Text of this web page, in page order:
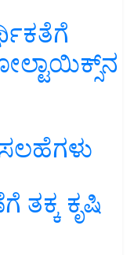
ಕೃಷಿ